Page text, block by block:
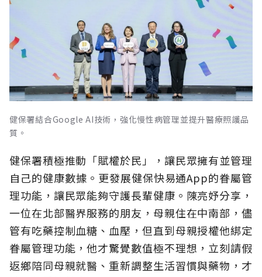
健保署結合Google AI技術，強化慢性病管理並提升醫療照護品
質。
健保署積極推動「賦權於民」，讓民眾擁有並管理
自己的健康數據。更發展健保快易通App的眷屬管
理功能，讓民眾能夠守護長輩健康。陳亮妤分享，
一位在北部醫界服務的朋友，母親住在中南部，儘
管有吃藥控制血糖、血壓，但直到母親授權他綁定
眷屬管理功能，他才驚覺數值極不理想，立刻請假
返鄉陪同母親就醫、重新調整生活習慣與藥物，才